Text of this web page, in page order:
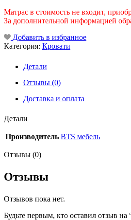
Матрас в стоимость не входит,
За дополнительной информацией
Добавить в избранное
Категория: Кровати
Детали
Отзывы (0)
Доставка и оплата
Детали
Производитель BTS мебель
Отзывы (0)
Отзывы
Отзывов пока нет.
Будьте первым, кто оставил отзыв